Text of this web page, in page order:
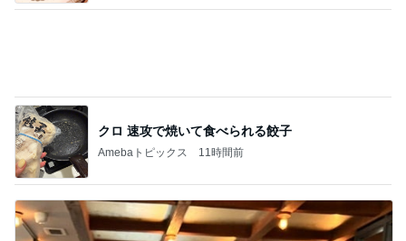
柏木由紀子 道路の真ん中のソファ
クロ 娘とのまったりな1日の輝き
Amebaトピックス
寂しいと涙した娘からの朝の見送り
Amebaトピックス 11時間前